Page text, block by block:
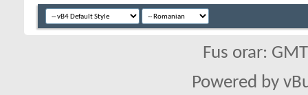
Fus orar:
Powered by